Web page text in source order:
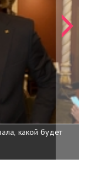
какой будет